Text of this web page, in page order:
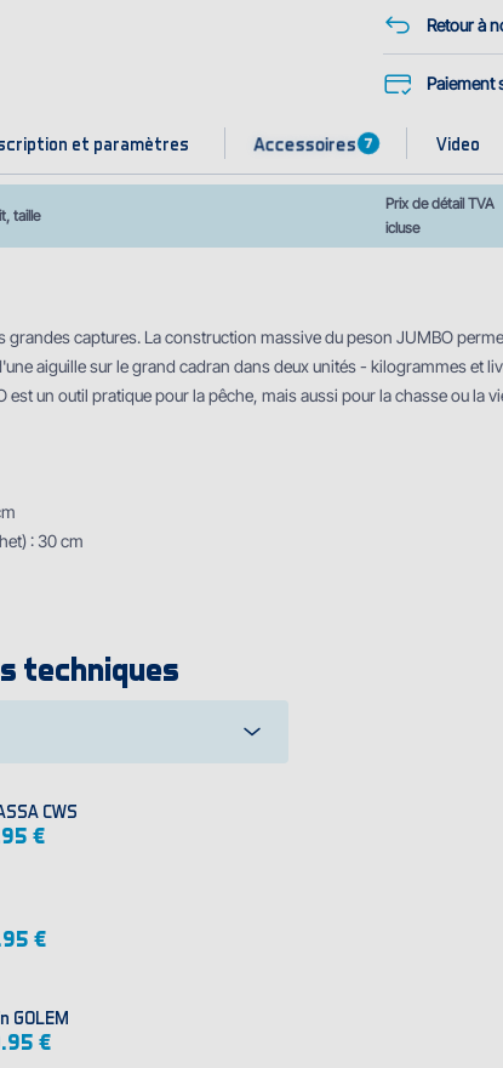
Retour à
Paiement
et paramètres Accessoires 7 Video
taille
Prix de détail TVA
icluse
grandes captures. La construction massive du peson JUMBO
aiguille sur le grand cadran dans deux unités - kilogrammes et
est un outil pratique pour la pêche, mais aussi pour la chasse ou la
: 30 cm
techniques
CWS
€
€
GOLEM
€